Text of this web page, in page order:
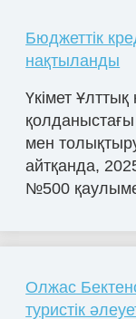
Бюджеттік
нақтыланды
Үкімет
қолданыстағы
мен
айтқанда,
№500
Олжас
туристік